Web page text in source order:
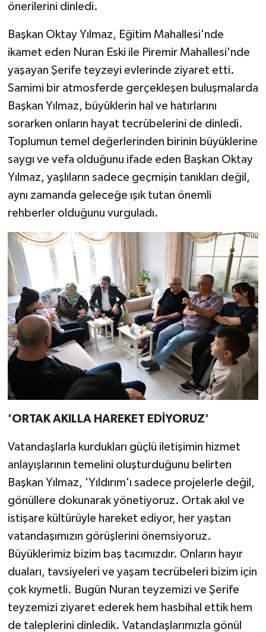
önerilerini dinledi.
Başkan Oktay Yılmaz, Eğitim Mahallesi'nde
ikamet eden Nuran Eski ile Piremir Mahallesi'nde
yaşayan Şerife teyzeyi evlerinde ziyaret etti.
Samimi bir atmosferde gerçekleşen buluşmalarda
Başkan Yılmaz, büyüklerin hal ve hatırlarını
sorarken onların hayat tecrübelerini de dinledi.
Toplumun temel değerlerinden birinin büyüklerine
saygı ve vefa olduğunu ifade eden Başkan Oktay
Yılmaz, yaşlıların sadece geçmişin tanıkları değil,
aynı zamanda geleceğe ışık tutan önemli
rehberler olduğunu vurguladı.
'ORTAK AKILLA HAREKET EDİYORUZ'
Vatandaşlarla kurdukları güçlü iletişimin hizmet
anlayışlarının temelini oluşturduğunu belirten
Başkan Yılmaz, 'Yıldırım'ı sadece projelerle değil,
gönüllere dokunarak yönetiyoruz. Ortak akıl ve
istişare kültürüyle hareket ediyor, her yaştan
vatandaşımızın görüşlerini önemsiyoruz.
Büyüklerimiz bizim baş tacımızdır. Onların hayır
duaları, tavsiyeleri ve yaşam tecrübeleri bizim için
çok kıymetli. Bugün Nuran teyzemizi ve Şerife
teyzemizi ziyaret ederek hem hasbihal ettik hem
de taleplerini dinledik. Vatandaşlarımızla gönül